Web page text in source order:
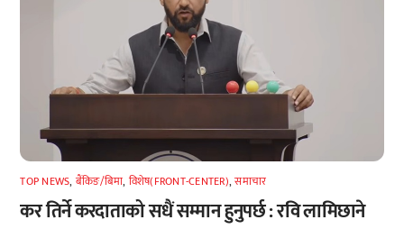
TOP NEWS, बैंकिङ/बिमा, विशेष(FRONT-CENTER),समाचार
कर तिर्ने करदाताको सधैं सम्मान हुनुपर्छ : रवि लामिछाने